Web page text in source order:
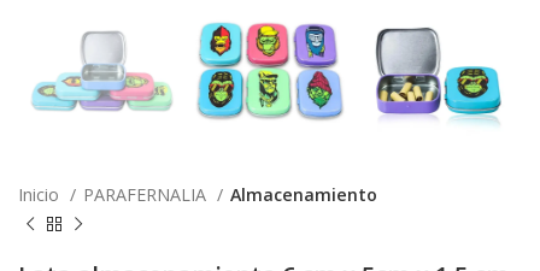
Inicio PARAFERNALIA Almacenamiento